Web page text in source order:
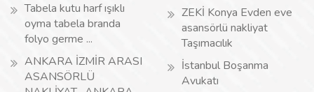
Tabela kutu harf ışıklı
oyma tabela branda
folyo germe ...
ANKARA İZMİR ARASI
ASANSÖRLÜ
ZEKİ Konya Evden eve
asansörlü nakliyat
Taşımacılık
İstanbul Boşanma
Avukatı